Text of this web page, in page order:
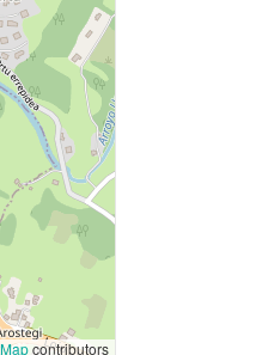
contributors